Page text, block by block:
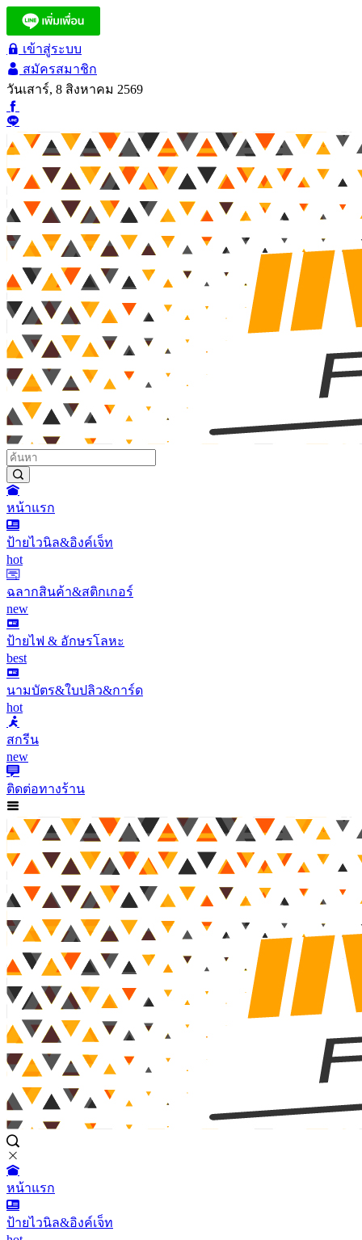
เข้าสู่ระบบ
สมัครสมาชิก
วันเสาร์, 8 สิงหาคม 2569
หน้าแรก
ป้ายไวนิล&อิงค์เจ็ท
hot
ฉลากสินค้า&สติกเกอร์
new
ป้ายไฟ & อักษรโลหะ
best
นามบัตร&ใบปลิว&การ์ด
hot
สกรีน
new
ติดต่อทางร้าน
หน้าแรก
ป้ายไวนิล&อิงค์เจ็ท